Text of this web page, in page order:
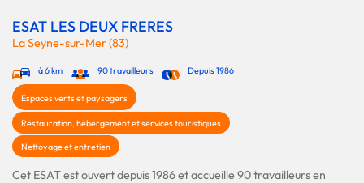
ESAT LES DEUX FRERES
La Seyne-sur-Mer (83)
à 6 km 90 travailleurs Depuis 1986
Espaces verts et paysagers
Restauration, hébergement et services touristiques
Nettoyage et entretien
Cet ESAT est ouvert depuis 1986 et accueille 90 travailleurs en